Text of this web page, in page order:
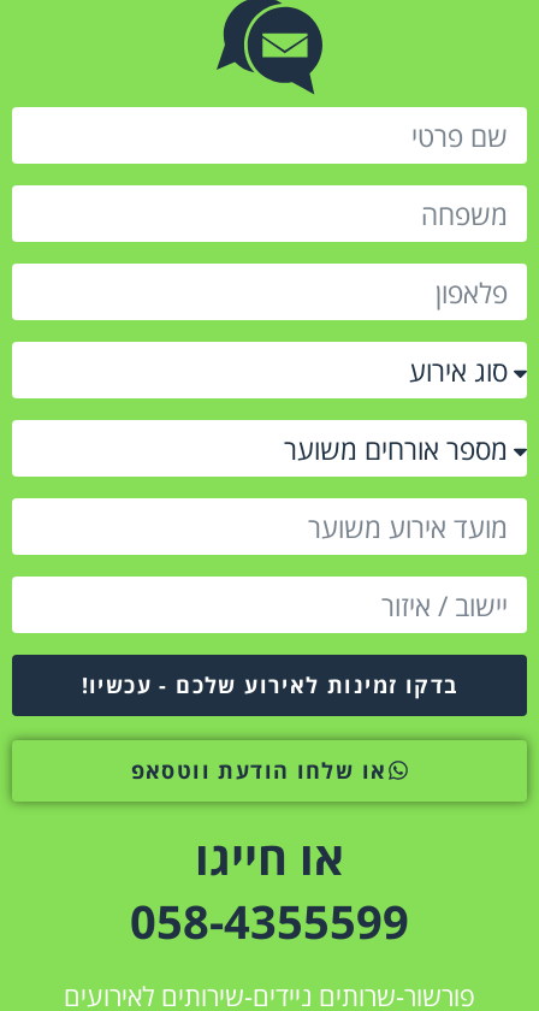
בדקו זמינות לאירוע שלכם - עכשיו!
או שלחו הודעת ווטסאפ
או חייגו
058-4355599
פורשור-שרותים ניידים-שירותים לאירועים